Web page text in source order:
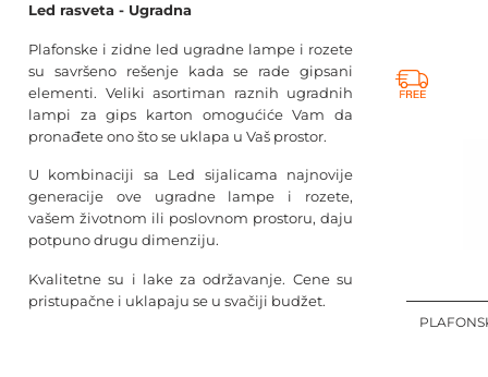
Led rasveta - Ugradna
Plafonske i zidne led ugradne lampe i rozete
su savršeno rešenje kada se rade gipsani
elementi. Veliki asortiman raznih ugradnih
lampi za gips karton omogućiće Vam da
pronađete ono što se uklapa u Vaš prostor.
U kombinaciji sa Led sijalicama najnovije
generacije ove ugradne lampe i rozete,
vašem životnom ili poslovnom prostoru, daju
potpuno drugu dimenziju.
Kvalitetne su i lake za održavanje. Cene su
pristupačne i uklapaju se u svačiji budžet.